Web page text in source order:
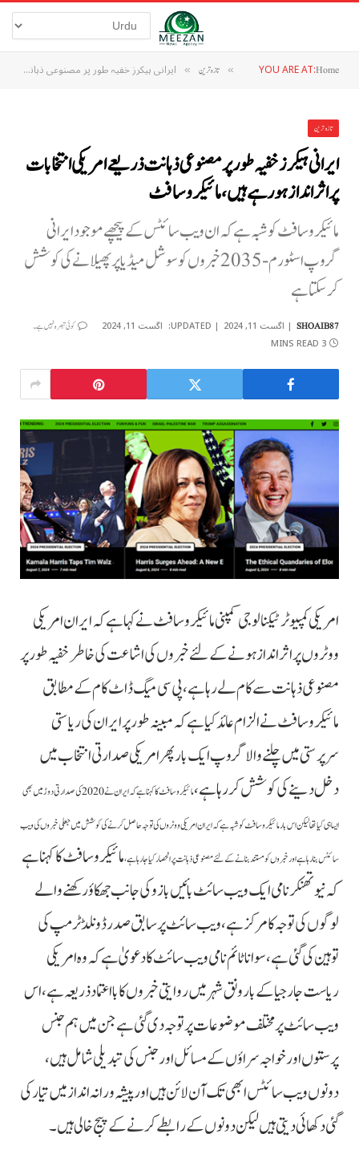
YOU ARE AT:Home
» تازہ ترین » ایرانی ہیکرز خفیہ طور پر مصنوعی ذہانت ذریعے امریکی انتخابات پر اثر انداز ہورہے ہیں، مائیکروسافٹ
تازہ ترین
ایرانی ہیکرز خفیہ طور پر مصنوعی ذہانت ذریعے امریکی انتخابات
پر اثر انداز ہورہے ہیں، مائیکروسافٹ
مائیکرو سافٹ کو شبہ ہے کہ ان ویب سائٹس کے پیچھے موجود ایرانی
گروپ اسٹورم-2035 خبروں کو سوشل میڈیا پر پھیلانے کی کوشش
کر سکتا ہے
SHOAIB87 اگست 11, 2024 UPDATED: اگست 11, 2024 کوئی تبصرہ نہیں ہے۔
3 MINS READ
امریکی کمپیوٹر ٹیکنالوجی کمپنی مائیکروسافٹ نے کہا ہے کہ ایران امریکی
ووٹروں پر اثر انداز ہونے کے لئے خبروں کی اشاعت کی خاطر خفیہ طور پر
مصنوعی ذہانت سے کام لے رہا ہے، پی سی میگ ڈاٹ کام کے مطابق
مائیکروسافٹ نے الزام عائد کیا ہے کہ مبینہ طور پر ایران کی ریاستی
سرپرستی میں چلنے والا گروپ ایک بار پھر امریکی صدارتی انتخاب میں
دخل دینے کی کوشش کر رہا ہے،
مائیکروسافٹ کا کہنا ہے کہ ایران نے 2020 کی صدارتی دوڑ میں بھی
ایسا ہی کیا تھا لیکن اس بار مائیکرو سافٹ کو شبہ ہے کہ ایران امریکی ووٹروں کی توجہ حاصل کرنے کی کوشش میں جعلی خبروں کی ویب
سائٹس بنا رہا ہے اور خبروں کو مستند بنانے کے لئے مصنوعی ذہانت پر انحصار کیا جا رہا ہے،مائیکرو سافٹ کا کہنا ہے
کہ نیو تھنکر نامی ایک ویب سائٹ بائیں بازو کی جانب جھکاؤ رکھنے والے
لوگوں کی توجہ کا مرکز ہے، ویب سائٹ پر سابق صدر ڈونلڈ ٹرمپ کی
توہین کی گئی ہے، سوانا ٹائم نامی ویب سائٹ کا دعویٰ ہے کہ وہ امریکی
ریاست جارجیا کے بارونق شہر میں روایتی خبروں کا بااعتماد ذریعہ ہے، اس
ویب سائٹ پر مختلف موضوعات پر توجہ دی گئی ہے جن میں ہم جنس
پرستوں اور خواجہ سراؤں کے مسائل اور جنس کی تبدیلی شامل ہیں،
دونوں ویب سائٹس ابھی تک آن لائن ہیں اور پیشہ ورانہ انداز میں تیار کی
گئی دکھائی دیتی ہیں لیکن دونوں کے رابطے کرنے کے پیج خالی ہیں۔